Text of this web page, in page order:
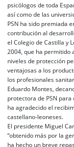
psicólogos de toda
así como de las
PSN ha sido premiada
contribución al
el Colegio de Castilla y
2004, que ha permitido
niveles de protección
ventajosas a los
los profesionales
Eduardo Montes,
protectora de PSN
ha agradecido el
castellano-leoneses.
El presidente Miguel
“obtenido más por la
ha hecho un breve